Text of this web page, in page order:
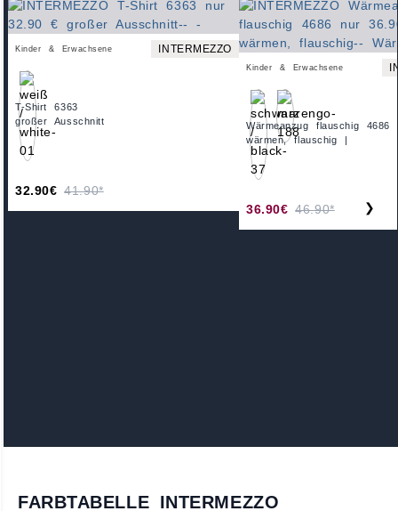
Kinder & Erwachsene INTERMEZZO
T-Shirt 6363
großer Ausschnitt
32.90€ 41.90*
Kinder & Erwachsene
Wärmeanzug flauschig 4686
wärmen, flauschig |
36.90€ 46.90* ❯
FARBTABELLE INTERMEZZO